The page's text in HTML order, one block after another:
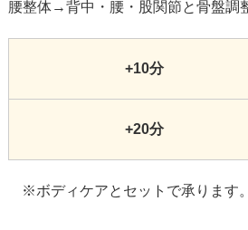
腰整体→背中・腰・股関節と骨盤調
+10分
+20分
※ボディケアとセットで承ります。